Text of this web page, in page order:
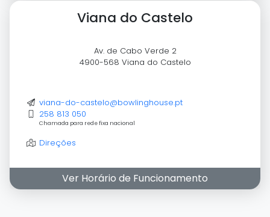
Viana do Castelo
Av. de Cabo Verde 2
4900-568 Viana do Castelo
viana-do-castelo@bowlinghouse.pt
258 813 050
Chamada para rede fixa nacional
Direções
Ver Horário de Funcionamento